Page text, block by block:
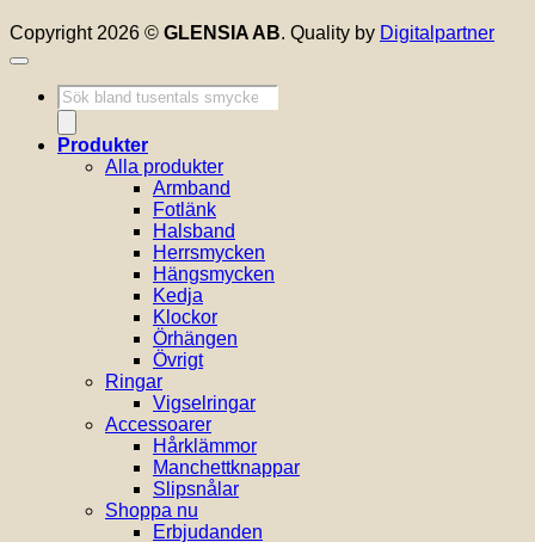
Copyright 2026 © GLENSIA AB. Quality by Digitalpartner
Produktsökning
Produkter
Alla produkter
Armband
Fotlänk
Halsband
Herrsmycken
Hängsmycken
Kedja
Klockor
Örhängen
Övrigt
Ringar
Vigselringar
Accessoarer
Hårklämmor
Manchettknappar
Slipsnålar
Shoppa nu
Erbjudanden